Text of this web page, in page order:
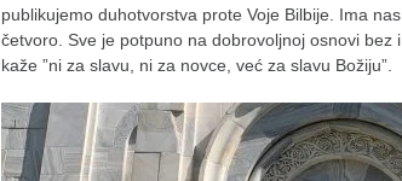
publikujemo duhotvorstva prote Voje Bilbije. Ima
četvoro. Sve je potpuno na dobrovoljnoj osnovi bez
kaže ”ni za slavu, ni za novce, već za slavu Božiju”.